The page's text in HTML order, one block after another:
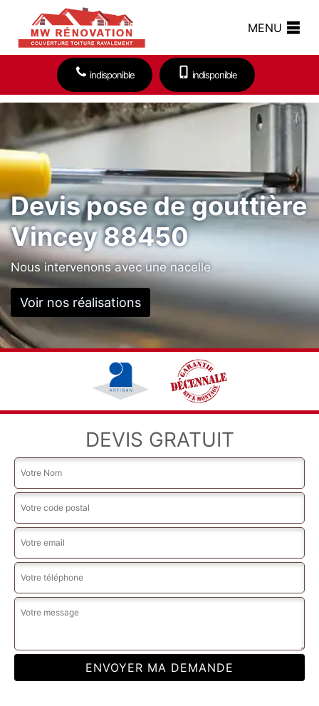
MENU
indisponible indisponible
Devis pose de gouttière
Vincey 88450
Nous intervenons avec une nacelle
Voir nos réalisations
DEVIS GRATUIT